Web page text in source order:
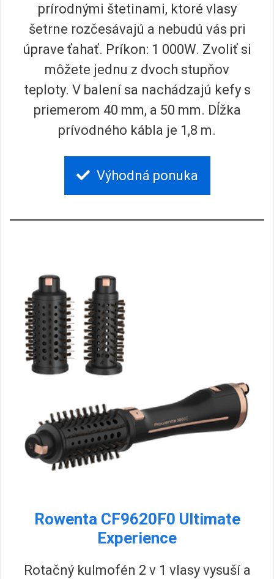
prírodnými štetinami, ktoré vlasy
šetrne rozčesávajú a nebudú vás pri
úprave ťahať. Príkon: 1 000W. Zvoliť si
môžete jednu z dvoch stupňov
teploty. V balení sa nachádzajú kefy s
priemerom 40 mm, a 50 mm. Dĺžka
prívodného kábla je 1,8 m.
Výhodná ponuka
Rowenta CF9620F0 Ultimate
Experience
Rotačný kulmofén 2 v 1 vlasy vysuší a